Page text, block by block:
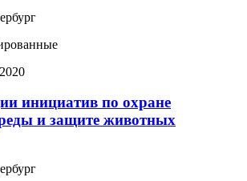
инициатив по охране
и защите животных